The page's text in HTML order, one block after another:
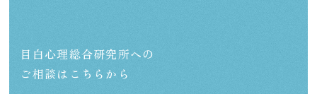
目白心理総合研究所への
ご相談はこちらから